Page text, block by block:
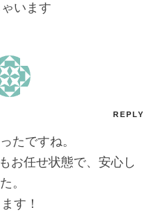
います
REPLY
たですね。
お任せ状態で、安心し
。
す！